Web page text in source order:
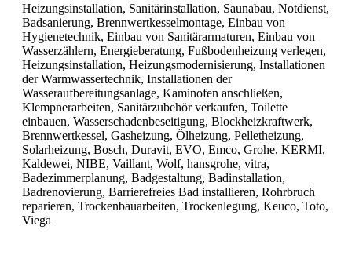
Heizungsinstallation, Sanitärinstallation, Saunabau, Notdienst,
Badsanierung, Brennwertkesselmontage, Einbau von
Hygienetechnik, Einbau von Sanitärarmaturen, Einbau von
Wasserzählern, Energieberatung, Fußbodenheizung verlegen,
Heizungsinstallation, Heizungsmodernisierung, Installationen
der Warmwassertechnik, Installationen der
Wasseraufbereitungsanlage, Kaminofen anschließen,
Klempnerarbeiten, Sanitärzubehör verkaufen, Toilette
einbauen, Wasserschadenbeseitigung, Blockheizkraftwerk,
Brennwertkessel, Gasheizung, Ölheizung, Pelletheizung,
Solarheizung, Bosch, Duravit, EVO, Emco, Grohe, KERMI,
Kaldewei, NIBE, Vaillant, Wolf, hansgrohe, vitra,
Badezimmerplanung, Badgestaltung, Badinstallation,
Badrenovierung, Barrierefreies Bad installieren, Rohrbruch
reparieren, Trockenbauarbeiten, Trockenlegung, Keuco, Toto,
Viega